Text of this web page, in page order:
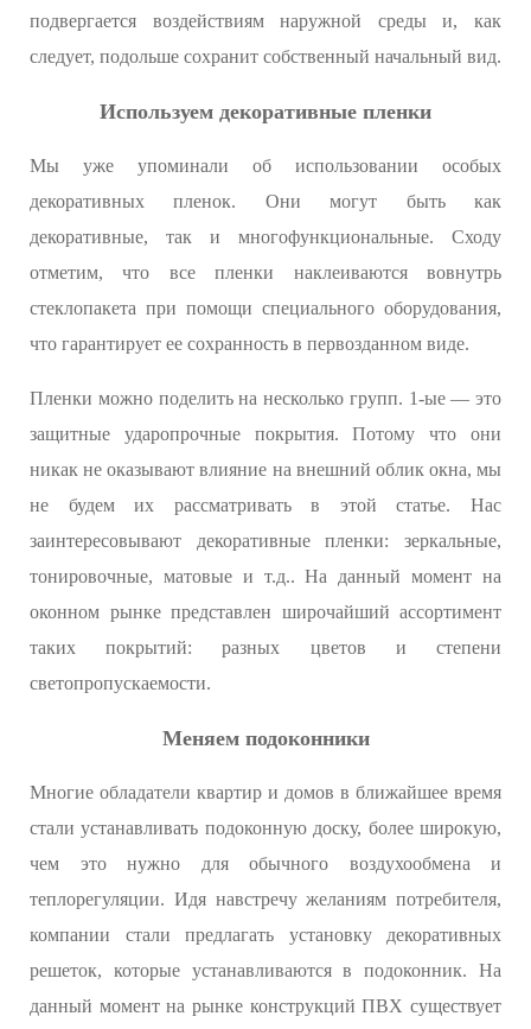
подвергается воздействиям наружной среды и, как
следует, подольше сохранит собственный начальный вид.
Используем декоративные пленки
Мы уже упоминали об использовании особых
декоративных пленок. Они могут быть как
декоративные, так и многофункциональные. Сходу
отметим, что все пленки наклеиваются вовнутрь
стеклопакета при помощи специального оборудования,
что гарантирует ее сохранность в первозданном виде.
Пленки можно поделить на несколько групп. 1-ые — это
защитные ударопрочные покрытия. Потому что они
никак не оказывают влияние на внешний облик окна, мы
не будем их рассматривать в этой статье. Нас
заинтересовывают декоративные пленки: зеркальные,
тонировочные, матовые и т.д.. На данный момент на
оконном рынке представлен широчайший ассортимент
таких покрытий: разных цветов и степени
светопропускаемости.
Меняем подоконники
Многие обладатели квартир и домов в ближайшее время
стали устанавливать подоконную доску, более широкую,
чем это нужно для обычного воздухообмена и
теплорегуляции. Идя навстречу желаниям потребителя,
компании стали предлагать установку декоративных
решеток, которые устанавливаются в подоконник. На
данный момент на рынке конструкций ПВХ существует